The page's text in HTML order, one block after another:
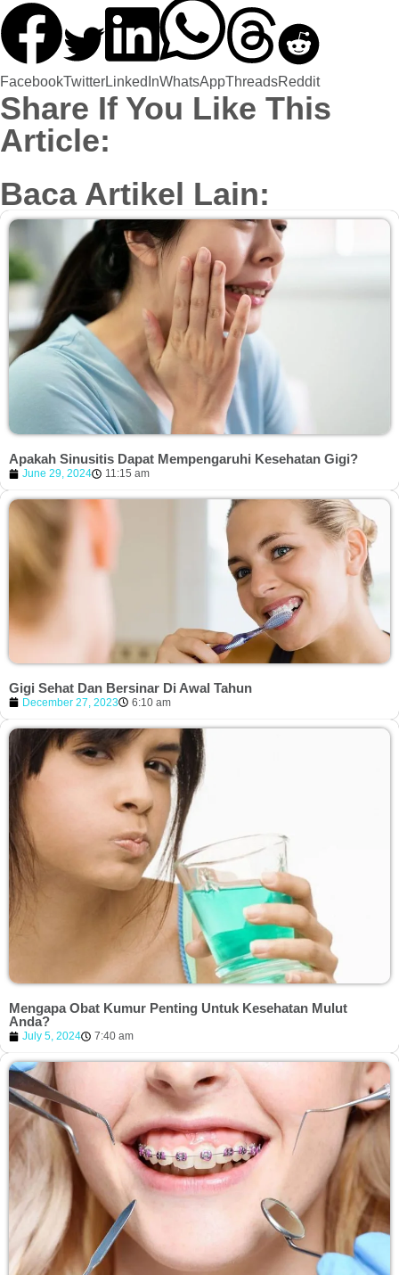
FacebookTwitterLinkedInWhatsAppThreadsReddit
Share If You Like This
Article:
Baca Artikel Lain:
Apakah Sinusitis Dapat Mempengaruhi Kesehatan Gigi?
June 29, 2024 11:15 am
Gigi Sehat Dan Bersinar Di Awal Tahun
December 27, 2023 6:10 am
Mengapa Obat Kumur Penting Untuk Kesehatan Mulut
Anda?
July 5, 2024 7:40 am